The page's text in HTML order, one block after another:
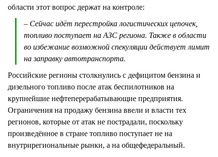
области этот вопрос держат на контроле:
– Сейчас идёт перестройка логистических цепочек,
топливо поступает на АЗС региона. Также в области
во избежание возможной спекуляции действует лимит
на заправку автотранспорта.
Российские регионы столкнулись с дефицитом бензина и
дизельного топливо после атак беспилотников на
крупнейшие нефтеперерабатывающие предприятия.
Ограничения на продажу бензина ввели и власти тех
регионов, которые от атак не пострадали, поскольку
произведённое в стране топливо поступает не на
внутрирегиональные рынки, а на общефедеральный.